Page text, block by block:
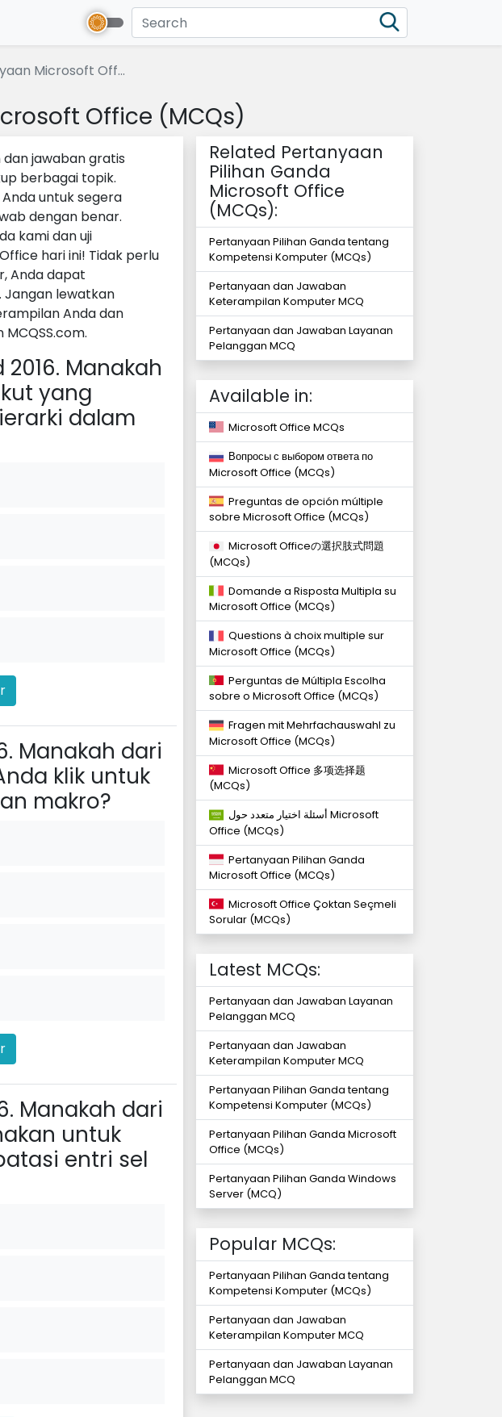
Microsoft Off...
Office (MCQs)
jawaban gratis
berbagai topik.
untuk segera
dengan benar.
kami dan uji
hari ini! Tidak perlu
Anda dapat
Jangan lewatkan
Anda dan
Manakah
yang
dalam
Manakah dari
klik untuk
makro?
Manakah dari
untuk
entri sel
Related Pertanyaan
Pilihan Ganda
Microsoft Office
(MCQs):
Pertanyaan Pilihan Ganda tentang
Kompetensi Komputer (MCQs)
Pertanyaan dan Jawaban
Keterampilan Komputer MCQ
Pertanyaan dan Jawaban Layanan
Pelanggan MCQ
Available in:
Microsoft Office MCQs
Вопросы с выбором ответа по
Microsoft Office (MCQs)
Preguntas de opción múltiple
sobre Microsoft Office (MCQs)
Microsoft Officeの選択肢式問題
(MCQs)
Domande a Risposta Multipla su
Microsoft Office (MCQs)
Questions à choix multiple sur
Microsoft Office (MCQs)
Perguntas de Múltipla Escolha
sobre o Microsoft Office (MCQs)
Fragen mit Mehrfachauswahl zu
Microsoft Office (MCQs)
Microsoft Office 多项选择题
(MCQs)
Office (MCQs)
Pertanyaan Pilihan Ganda
Microsoft Office (MCQs)
Microsoft Office Çoktan Seçmeli
Sorular (MCQs)
Latest MCQs:
Pertanyaan dan Jawaban Layanan
Pelanggan MCQ
Pertanyaan dan Jawaban
Keterampilan Komputer MCQ
Pertanyaan Pilihan Ganda tentang
Kompetensi Komputer (MCQs)
Pertanyaan Pilihan Ganda Microsoft
Office (MCQs)
Pertanyaan Pilihan Ganda Windows
Server (MCQ)
Popular MCQs:
Pertanyaan Pilihan Ganda tentang
Kompetensi Komputer (MCQs)
Pertanyaan dan Jawaban
Keterampilan Komputer MCQ
Pertanyaan dan Jawaban Layanan
Pelanggan MCQ